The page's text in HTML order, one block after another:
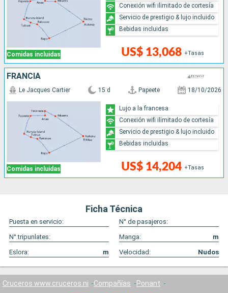
Comidas incluidas US$ 13,068 +Tasas
Conexión wifi ilimitado de cortesía
Servicio de prestigio & lujo incluido
Bebidas incluidas
FRANCIA
Comidas incluidas
Le Jacques Cartier 15 d Papeete 18/10/2026
US$ 14,204 +Tasas
Lujo a la francesa
Conexión wifi ilimitado de cortesía
Servicio de prestigio & lujo incluido
Bebidas incluidas
Ficha Técnica
Puesta en servicio:
N° de pasajeros:
N° tripunlates:
Manga:
m
Eslora:
m Velocidad: Nudos
Cruceros www.cruceros.ni Compañías
Ponant